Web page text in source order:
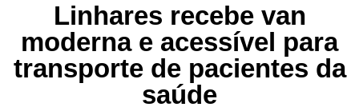
Linhares recebe van
moderna e acessível para
transporte de pacientes da
saúde